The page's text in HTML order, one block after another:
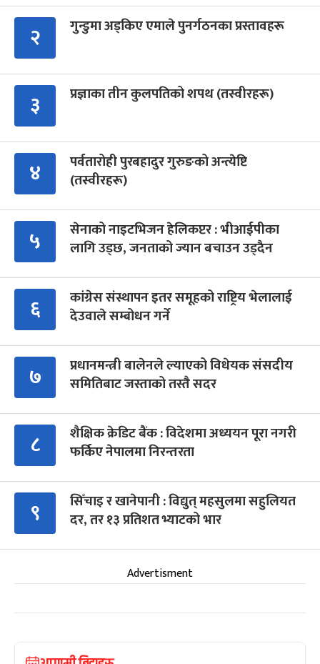
२ गुन्डुमा अड्किए एमाले पुनर्गठनका प्रस्तावहरू
३ प्रज्ञाका तीन कुलपतिको शपथ (तस्वीरहरू)
४
पर्वतारोही पुरबहादुर गुरुङको अन्त्येष्टि
(तस्वीरहरू)
५
सेनाको नाइटभिजन हेलिकप्टर : भीआईपीका
लागि उड्छ, जनताको ज्यान बचाउन उड्दैन
६
कांग्रेस संस्थापन इतर समूहको राष्ट्रिय भेलालाई
देउवाले सम्बोधन गर्ने
७
प्रधानमन्त्री बालेनले ल्याएको विधेयक संसदीय
समितिबाट जस्ताको तस्तै सदर
८
शैक्षिक क्रेडिट बैंक : विदेशमा अध्ययन पूरा नगरी
फर्किए नेपालमा निरन्तरता
९
सिँचाइ र खानेपानी : विद्युत् महसुलमा सहुलियत
दर, तर १३ प्रतिशत भ्याटको भार
Advertisment